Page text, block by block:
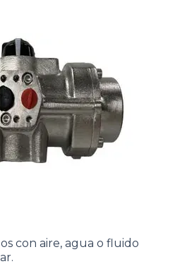
con aire, agua o fluido